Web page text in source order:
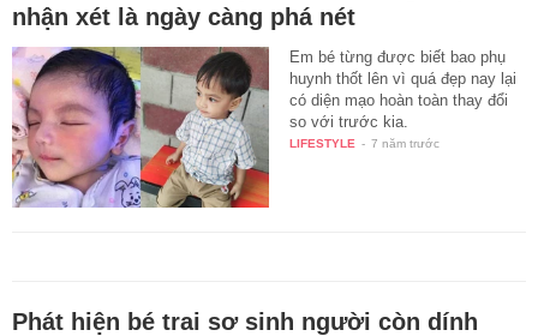
nhận xét là ngày càng phá nét
Em bé từng được biết bao phụ
huynh thốt lên vì quá đẹp nay lại
có diện mạo hoàn toàn thay đổi
so với trước kia.
LIFESTYLE - 7 năm trước
Phát hiện bé trai sơ sinh người còn dính